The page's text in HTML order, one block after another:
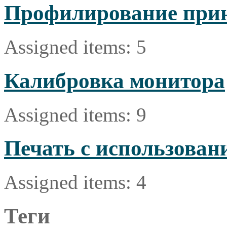
Профилирование
Assigned items: 5
Калибровка монитора
Assigned items: 9
Печать с
Assigned items: 4
Теги